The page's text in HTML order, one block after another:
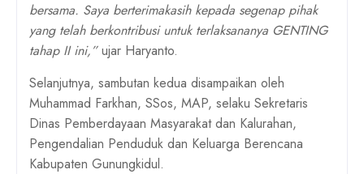
bersama. Saya berterimakasih kepada segenap pihak
yang telah berkontribusi untuk terlaksananya GENTING
tahap II ini,”ujar Haryanto.
Selanjutnya, sambutan kedua disampaikan oleh
Muhammad Farkhan, SSos, MAP, selaku Sekretaris
Dinas Pemberdayaan Masyarakat dan Kalurahan,
Pengendalian Penduduk dan Keluarga Berencana
Kabupaten Gunungkidul.